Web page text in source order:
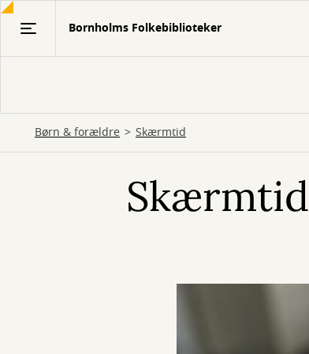
Gå
Bornholms Folkebiblioteker
Børn & forældre Skærmtid
Skærmtid